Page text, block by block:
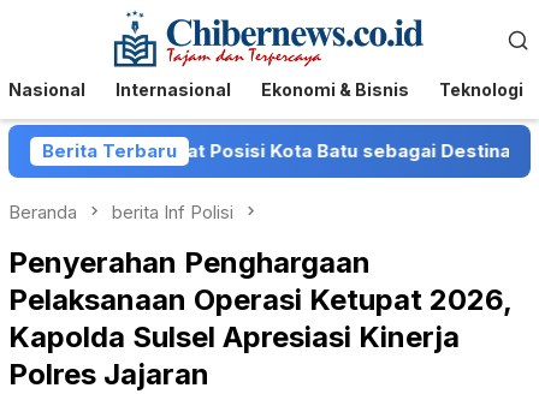
Menu
Mobile
Nasional Internasional Ekonomi & Bisnis Teknologi
Berita Terbaru
Perkuat Posisi Kota Batu sebagai Destinasi Festival
Beranda berita Inf Polisi
Penyerahan Penghargaan
Pelaksanaan Operasi Ketupat 2026,
Kapolda Sulsel Apresiasi Kinerja
Polres Jajaran